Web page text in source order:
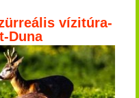
vízitúra-
Duna